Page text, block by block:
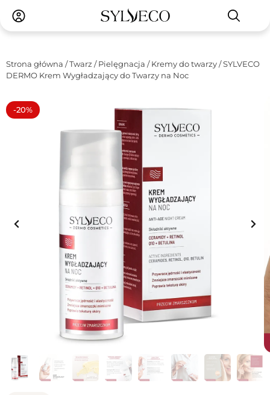
Strona główna /Twarz /Pielęgnacja /Kremy do twarzy/ SYLVECO
DERMO Krem Wygładzający do Twarzy na Noc
-20%